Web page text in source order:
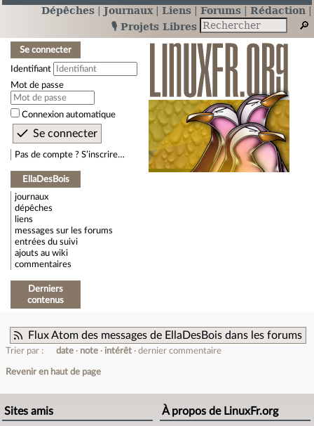
Dépêches Journaux Liens Forums
Rédaction
🎙️ Projets Libres
Se connecter
Identifiant
Mot de passe
Connexion automatique
Pas de compte ? S’inscrire…
EllaDesBois
journaux
dépêches
liens
messages sur les forums
entrées du suivi
ajouts au wiki
commentaires
Derniers
contenus
Flux Atom des messages de EllaDesBois dans les forums
Trier par : date note intérêt dernier commentaire
Revenir en haut de page
Sites amis À propos de LinuxFr.org